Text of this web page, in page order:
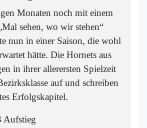
Monaten noch mit einem
sehen, wo wir stehen“
nun in einer Saison, die wohl
hätte. Die Hornets aus
in ihrer allerersten Spielzeit
auf und schreiben
Erfolgskapitel.